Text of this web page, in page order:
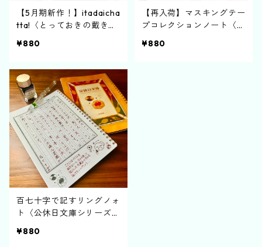
【5月期新作！】itadaicha
tta!〈とっておきの戴き物
¥880
【再入荷】マスキングテー
プコレクションノート〈マ
¥880
百七十字で記すリングノォ
ト〈公休日文庫シリーズ〉
¥880